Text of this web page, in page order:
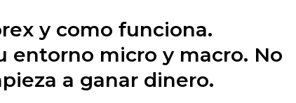
y como funciona.
entorno micro y macro. No
a ganar dinero.